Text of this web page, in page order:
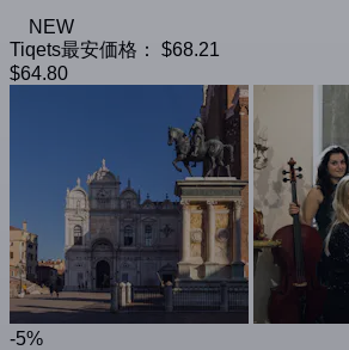
NEW
Tiqets最安価格：
$68.21
$64.80
-5%